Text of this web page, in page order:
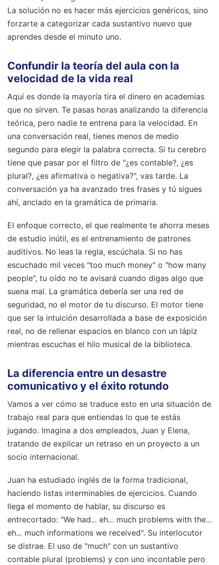
La solución no es hacer más ejercicios genéricos, sino
forzarte a categorizar cada sustantivo nuevo que
aprendes desde el minuto uno.
Confundir la teoría del aula con la
velocidad de la vida real
Aquí es donde la mayoría tira el dinero en academias
que no sirven. Te pasas horas analizando la diferencia
teórica, pero nadie te entrena para la velocidad. En
una conversación real, tienes menos de medio
segundo para elegir la palabra correcta. Si tu cerebro
tiene que pasar por el filtro de "¿es contable?, ¿es
plural?, ¿es afirmativa o negativa?", vas tarde. La
conversación ya ha avanzado tres frases y tú sigues
ahí, anclado en la gramática de primaria.
El enfoque correcto, el que realmente te ahorra meses
de estudio inútil, es el entrenamiento de patrones
auditivos. No leas la regla, escúchala. Si no has
escuchado mil veces "too much money" o "how many
people", tu oído no te avisará cuando digas algo que
suena mal. La gramática debería ser una red de
seguridad, no el motor de tu discurso. El motor tiene
que ser la intuición desarrollada a base de exposición
real, no de rellenar espacios en blanco con un lápiz
mientras escuchas el hilo musical de la biblioteca.
La diferencia entre un desastre
comunicativo y el éxito rotundo
Vamos a ver cómo se traduce esto en una situación de
trabajo real para que entiendas lo que te estás
jugando. Imagina a dos empleados, Juan y Elena,
tratando de explicar un retraso en un proyecto a un
socio internacional.
Juan ha estudiado inglés de la forma tradicional,
haciendo listas interminables de ejercicios. Cuando
llega el momento de hablar, su discurso es
entrecortado: "We had... eh... much problems with the...
eh... much informations we received". Su interlocutor
se distrae. El uso de "much" con un sustantivo
contable plural (problems) y con uno incontable pero